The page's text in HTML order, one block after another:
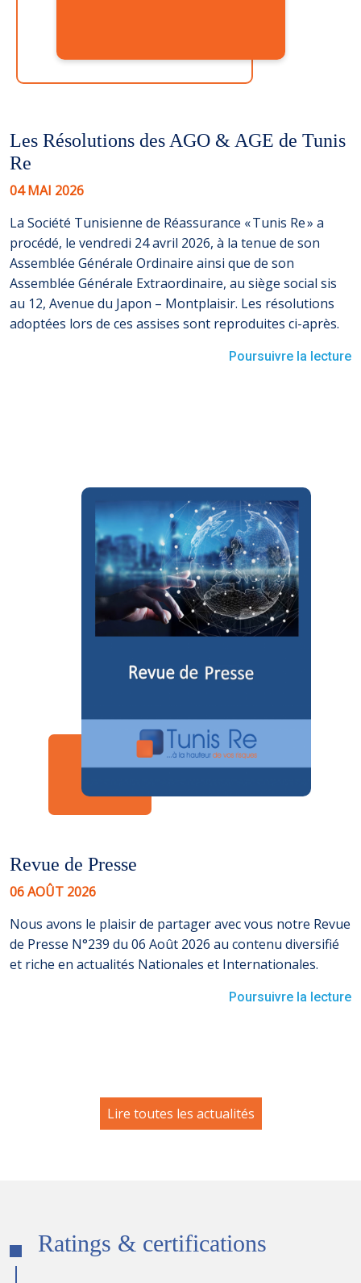
Les Résolutions des AGO & AGE de Tunis
Re
04 MAI 2026
La Société Tunisienne de Réassurance « Tunis Re » a
procédé, le vendredi 24 avril 2026, à la tenue de son
Assemblée Générale Ordinaire ainsi que de son
Assemblée Générale Extraordinaire, au siège social sis
au 12, Avenue du Japon – Montplaisir. Les résolutions
adoptées lors de ces assises sont reproduites ci-après.
Poursuivre la lecture
Revue de Presse
06 AOÛT 2026
Nous avons le plaisir de partager avec vous notre Revue
de Presse N°239 du 06 Août 2026 au contenu diversifié
et riche en actualités Nationales et Internationales.
Poursuivre la lecture
Lire toutes les actualités
Ratings & certifications